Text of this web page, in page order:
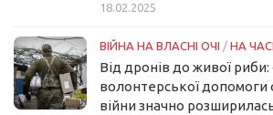
18.02.2025
ВІЙНА НА ВЛАСНІ ОЧІ / НА ЧАСІ
Від дронів до живої
волонтерської допомоги
війни значно